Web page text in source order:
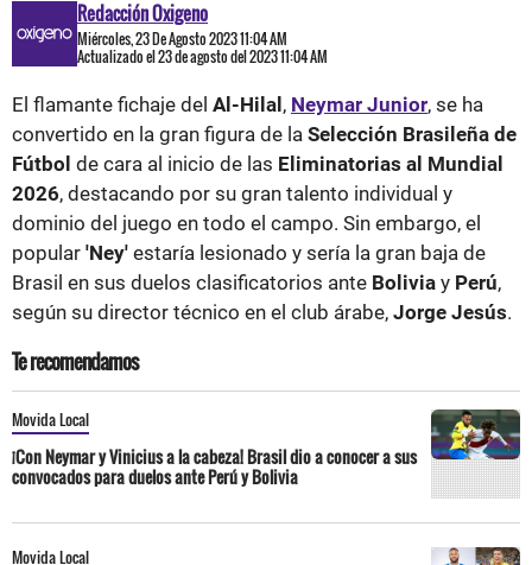
Redacción Oxigeno
Miércoles, 23 De Agosto 2023 11:04 AM
Actualizado el 23 de agosto del 2023 11:04 AM
El flamante fichaje del Al-Hilal, Neymar Junior, se ha
convertido en la gran figura de la Selección Brasileña de
Fútbol de cara al inicio de las Eliminatorias al Mundial
2026, destacando por su gran talento individual y
dominio del juego en todo el campo. Sin embargo, el
popular 'Ney' estaría lesionado y sería la gran baja de
Brasil en sus duelos clasificatorios ante Bolivia y Perú,
según su director técnico en el club árabe, Jorge Jesús.
Te recomendamos
Movida Local
¡Con Neymar y Vinicius a la cabeza! Brasil dio a conocer a sus
convocados para duelos ante Perú y Bolivia
Movida Local